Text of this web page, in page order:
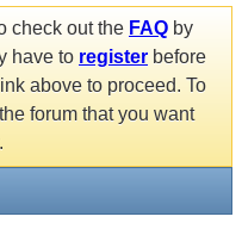
check out the FAQ by
have to register before
above to proceed. To
forum that you want